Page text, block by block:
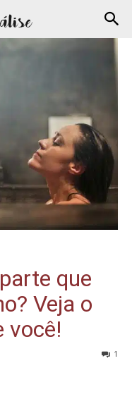
que
Veja o
você!
1